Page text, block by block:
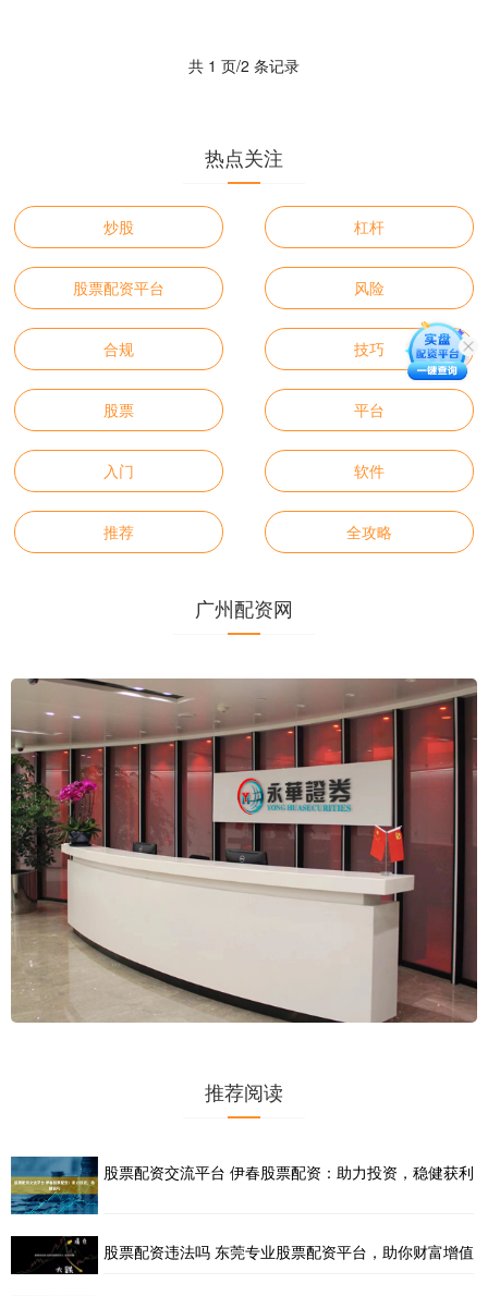
共 1 页/2 条记录
热点关注
炒股 杠杆
股票配资平台 风险
合规 技巧
股票 平台
入门 软件
推荐 全攻略
广州配资网
推荐阅读
股票配资交流平台 伊春股票配资：助力投资，稳健获利
股票配资违法吗 东莞专业股票配资平台，助你财富增值